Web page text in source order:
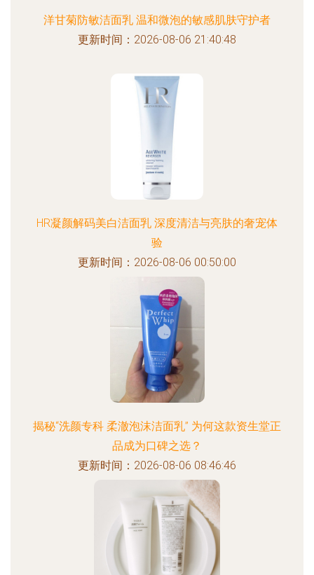
洋甘菊防敏洁面乳 温和微泡的敏感肌肤守护者
更新时间：2026-08-06 21:40:48
HR凝颜解码美白洁面乳 深度清洁与亮肤的奢宠体
验
更新时间：2026-08-06 00:50:00
揭秘“洗颜专科 柔澈泡沫洁面乳” 为何这款资生堂正
品成为口碑之选？
更新时间：2026-08-06 08:46:46